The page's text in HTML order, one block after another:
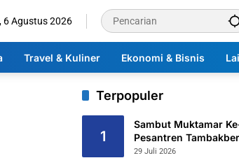
6 Agustus 2026
Travel & Kuliner Ekonomi & Bisnis
Terpopuler
1
Sambut Muktamar
Pesantren
Petakan 26 Titik
29 Juli 2026